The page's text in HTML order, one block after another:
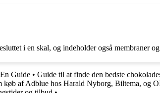
i en skal, og indeholder også membraner og
Guide • Guide til at finde den bedste
køb af Adblue hos Harald Nyborg, Biltema, og